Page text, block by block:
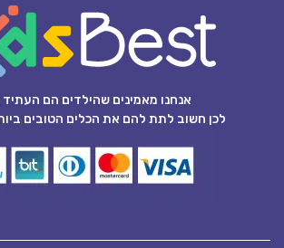
אנחנו מאמינים שהילדים הם העתיד
לכן חשוב לתת להם את הכלים הטובים